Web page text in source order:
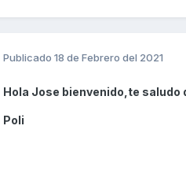
Publicado 18 de Febrero del 2021
Hola Jose bienvenido,te saludo
Poli